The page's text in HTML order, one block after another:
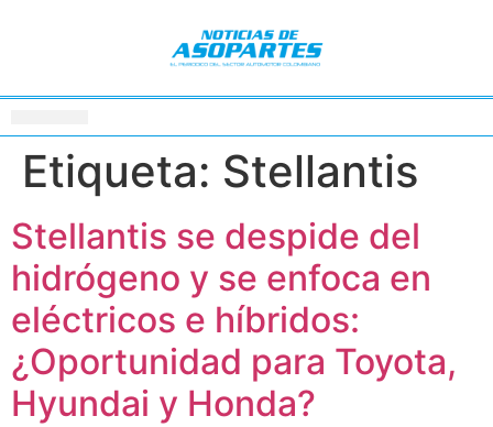
Etiqueta: Stellantis
Stellantis se despide del
hidrógeno y se enfoca en
eléctricos e híbridos:
¿Oportunidad para Toyota,
Hyundai y Honda?